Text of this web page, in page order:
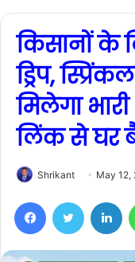
किसानों के
ड्रिप,
मिलेगा
लिंक से घर
Shrikant May 12,